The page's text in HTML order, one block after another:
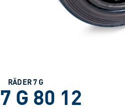
RÄDER 7 G
7 G 80 12